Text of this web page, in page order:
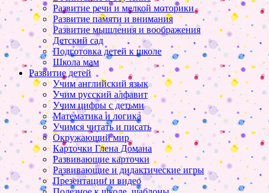
Развитие речи и мелкой моторики
Развитие памяти и внимания
Развитие мышления и воображения
Детский сад
Подготовка детей к школе
Школа мам
Развитие детей
Учим английский язык
Учим русский алфавит
Учим цифры с детьми
Математика и логика
Учимся читать и писать
Окружающий мир
Карточки Глена Домана
Развивающие карточки
Развивающие и дидактические игры
Презентации и видео